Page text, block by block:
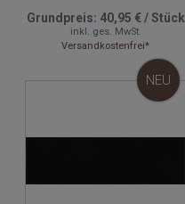
Grundpreis: 40,95 €/Stück
inkl. ges. MwSt.
Versandkostenfrei*
NEU